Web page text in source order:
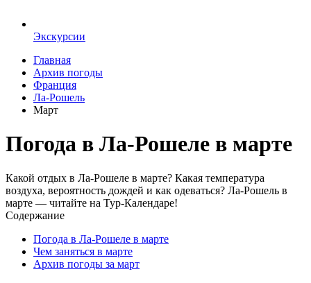
Экскурсии
Главная
Архив погоды
Франция
Ла-Рошель
Март
Погода в Ла-Рошеле в марте
Какой отдых в Ла-Рошеле в марте? Какая температура
воздуха, вероятность дождей и как одеваться? Ла-Рошель в
марте — читайте на Тур-Календаре!
Содержание
Погода в Ла-Рошеле в марте
Чем заняться в марте
Архив погоды за март